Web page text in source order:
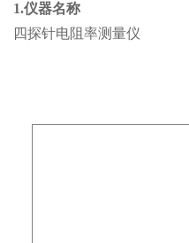
1.仪器名称
四探针电阻率测量仪